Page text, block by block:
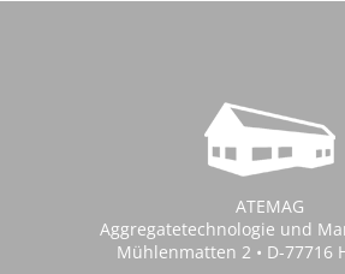
ATEMAG
Aggregatetechnologie und
Mühlenmatten 2 • D-77716